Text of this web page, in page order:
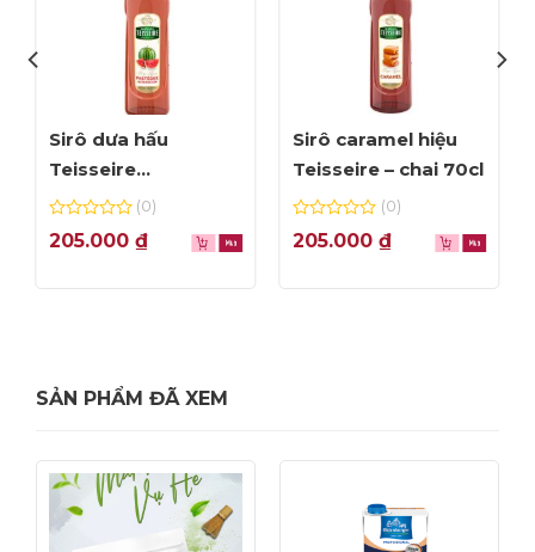
Sirô dưa hấu
Teisseire
Watermelon – chai
70cl
0
out
5
(0)
205.000 ₫
Sirô caramel hiệu
Teisseire – chai 70cl
0
out
5
(0)
205.000 ₫
SẢN PHẨM ĐÃ XEM